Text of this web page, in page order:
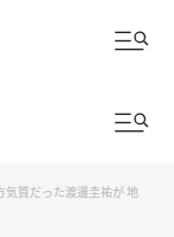
気質だった渡邊圭祐が 地